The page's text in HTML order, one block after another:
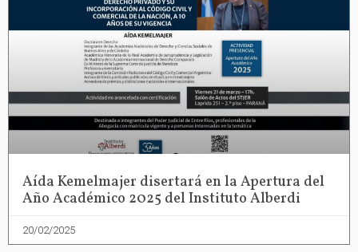
Aída Kemelmajer disertará en la Apertura del
Año Académico 2025 del Instituto Alberdi
20/02/2025